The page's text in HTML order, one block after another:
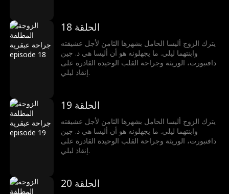
الحلقة 18
يترك الزوج أليسا الحامل بشهرها الثامن لأجل عشيقته
وابنتهما ليلي. ما يجهلونه هو أن أليسا هي د. جين
دافنبورت، الوريثة وجراحة القلب الوحيدة القادرة على
إنقاذ ليلي.
الحلقة 19
يترك الزوج أليسا الحامل بشهرها الثامن لأجل عشيقته
وابنتهما ليلي. ما يجهلونه هو أن أليسا هي د. جين
دافنبورت، الوريثة وجراحة القلب الوحيدة القادرة على
إنقاذ ليلي.
الحلقة 20